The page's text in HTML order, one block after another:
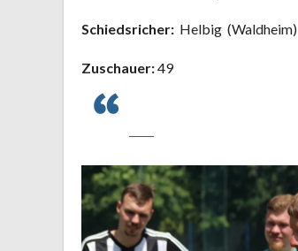
Schiedsricher: Helbig (Waldheim)
Zuschauer:49